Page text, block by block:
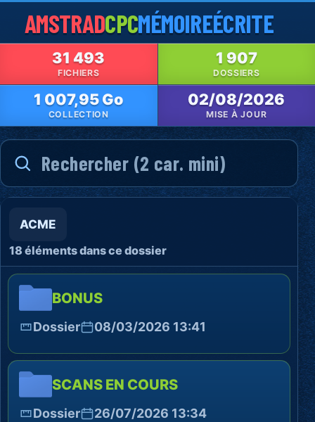
AMSTRADCPCMÉMOIREÉCRITE
31 493
FICHIERS
1 907
DOSSIERS
1 007,95 Go
COLLECTION
02/08/2026
MISE À JOUR
ACME
18 éléments dans ce dossier
BONUS
Dossier 08/03/2026 13:41
SCANS EN COURS
Dossier 26/07/2026 13:34